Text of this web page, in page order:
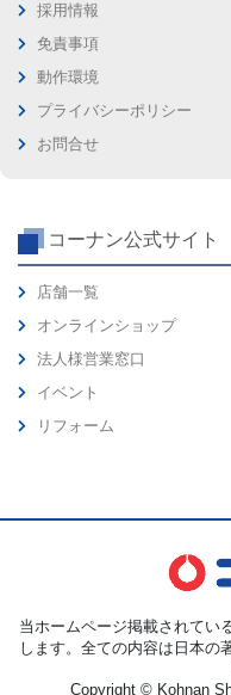
採用情報
免責事項
動作環境
プライバシーポリシー
お問合せ
コーナン公式サイト
店舗一覧
オンラインショップ
法人様営業窓口
イベント
リフォーム
当ホームページ掲載されてい
します。全ての内容は日本の
Copyright © Kohnan